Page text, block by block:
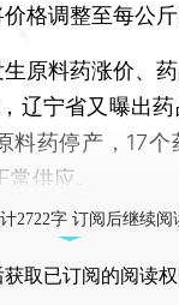
格调整至每公斤
料药涨价、药
辽宁省又曝出
料药停产，17
供应。
2722字 订阅后继续阅
获取已订阅的阅读